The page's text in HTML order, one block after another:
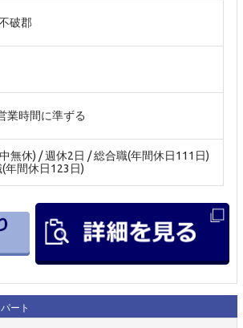
破郡
業時間に準ずる
無休) / 週休2日 / 総合職(年間休日111日)
年間休日123日)
パート